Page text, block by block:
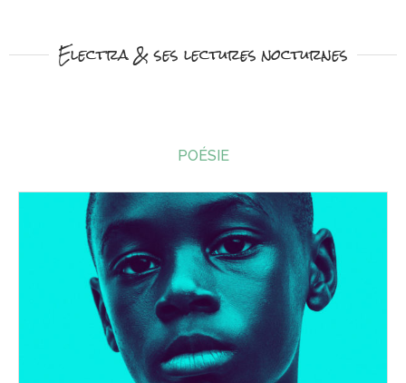
Electra & ses lectures nocturnes
POÉSIE